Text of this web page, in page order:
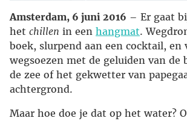
Amsterdam, 6 juni 2016 – Er gaat
het chillen in een hangmat.
boek, slurpend aan een cocktail, en
wegsoezen met de geluiden van de
de zee of het gekwetter van
achtergrond.
Maar hoe doe je dat op het water?